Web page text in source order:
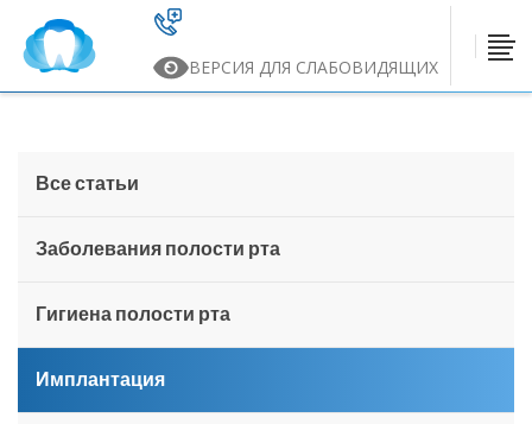
ВЕРСИЯ ДЛЯ СЛАБОВИДЯЩИХ
Все статьи
Заболевания полости рта
Гигиена полости рта
Имплантация